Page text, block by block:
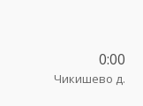
0:00
Чикишево д.